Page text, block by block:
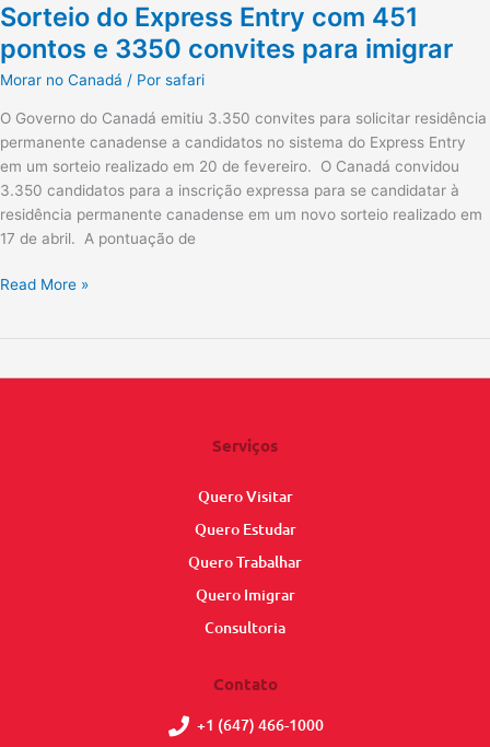
Sorteio do Express Entry com 451
pontos e 3350 convites para imigrar
Morar no Canadá / Por safari
O Governo do Canadá emitiu 3.350 convites para solicitar residência
permanente canadense a candidatos no sistema do Express Entry
em um sorteio realizado em 20 de fevereiro. O Canadá convidou
3.350 candidatos para a inscrição expressa para se candidatar à
residência permanente canadense em um novo sorteio realizado em
17 de abril. A pontuação de
Read More »
Serviços
Quero Visitar
Quero Estudar
Quero Trabalhar
Quero Imigrar
Consultoria
Contato
+1 (647) 466-1000